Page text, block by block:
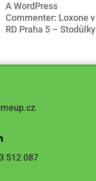
A WordPress
Commenter: Loxone v
RD Praha 5 – Stodůlky
512 087